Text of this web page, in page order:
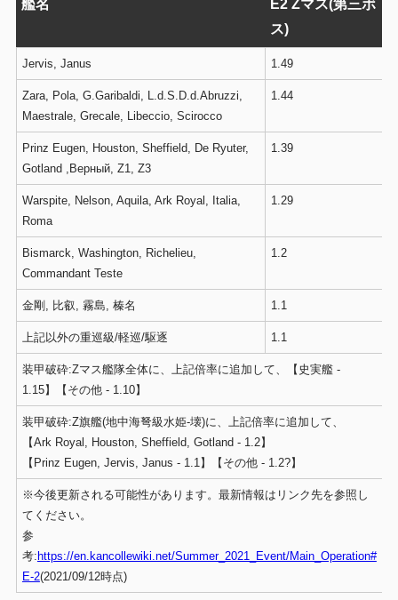
艦名
E2 Zマス(第三ボ
ス)
Jervis, Janus 1.49
Zara, Pola, G.Garibaldi, L.d.S.D.d.Abruzzi,
Maestrale, Grecale, Libeccio, Scirocco
1.44
Prinz Eugen, Houston, Sheffield, De Ryuter,
Gotland ,Верный, Z1, Z3
1.39
Warspite, Nelson, Aquila, Ark Royal, Italia,
Roma
1.29
Bismarck, Washington, Richelieu,
Commandant Teste
1.2
金剛, 比叡, 霧島, 榛名 1.1
上記以外の重巡級/軽巡/駆逐 1.1
装甲破砕:Zマス艦隊全体に、上記倍率に追加して、【史実艦 -
1.15】【その他 - 1.10】
装甲破砕:Z旗艦(地中海弩級水姫-壊)に、上記倍率に追加して、
【Ark Royal, Houston, Sheffield, Gotland - 1.2】
【Prinz Eugen, Jervis, Janus - 1.1】【その他 - 1.2?】
※今後更新される可能性があります。最新情報はリンク先を参照し
てください。
参
考: https://en.kancollewiki.net/Summer_2021_Event/Main_Operation#
E-2(2021/09/12時点)